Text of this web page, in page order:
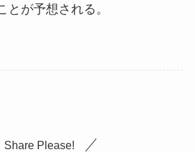
とが予想される。
Share Please!